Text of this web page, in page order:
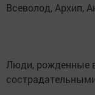
Всеволод, Архип,
Люди, рожденные